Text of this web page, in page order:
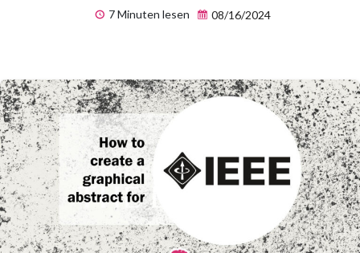
7 Minuten lesen
08/16/2024